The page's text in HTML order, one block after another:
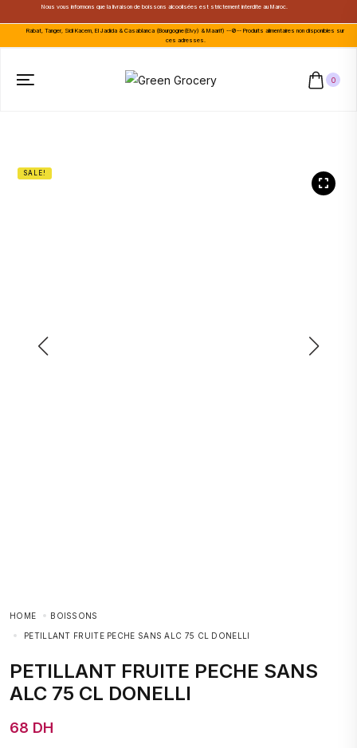
Nous vous informons que la livraison de boissons alcoolisées est strictement interdite au Maroc.
Rabat, Tanger, Sidi Kacem, El Jadida & Casablanca (Bourgogne(Elvy) & Maarif) --🚫-- Produits alimentaires non disponibles sur
ces adresses.
0
SALE!
HOME BOISSONS
PETILLANT FRUITE PECHE SANS ALC 75 CL DONELLI
PETILLANT FRUITE PECHE SANS
ALC 75 CL DONELLI
68 DH